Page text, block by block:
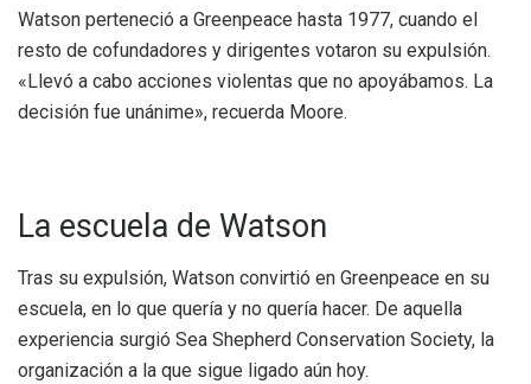
Watson perteneció a Greenpeace hasta 1977, cuando el
resto de cofundadores y dirigentes votaron su expulsión.
«Llevó a cabo acciones violentas que no apoyábamos. La
decisión fue unánime», recuerda Moore.
La escuela de Watson
Tras su expulsión, Watson convirtió en Greenpeace en su
escuela, en lo que quería y no quería hacer. De aquella
experiencia surgió Sea Shepherd Conservation Society, la
organización a la que sigue ligado aún hoy.